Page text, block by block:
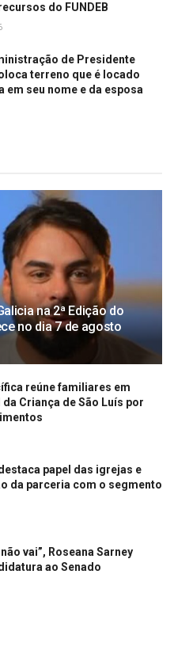
do FUNDEB
de Presidente
terreno que é locado
em seu nome e da esposa
na 2ª Edição do
no dia 7 de agosto
reúne familiares em
Criança de São Luís por
papel das igrejas e
da parceria com o segmento
vai”, Roseana Sarney
ao Senado